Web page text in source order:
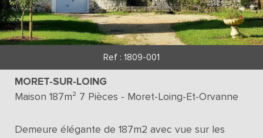
Ref : 1809-001
MORET-SUR-LOING
Maison 187m² 7 Pièces - Moret-Loing-Et-Orvanne
Demeure élégante de 187m2 avec vue sur les